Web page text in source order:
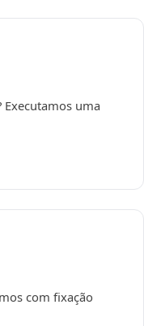
Executamos uma
com fixação